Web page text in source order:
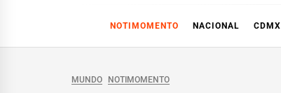
NOTIMOMENTO NACIONAL CDMX
MUNDO NOTIMOMENTO